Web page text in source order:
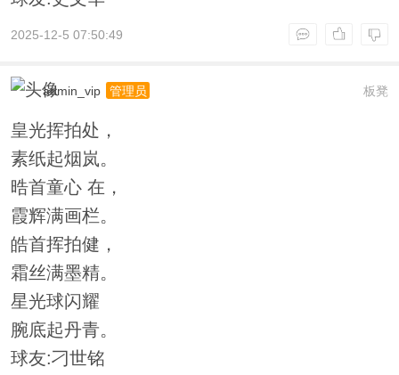
2025-12-5 07:50:49
板凳
admin_vip 管理员
皇光挥拍处，
素纸起烟岚。
晧首童心 在，
霞辉满画栏。
皓首挥拍健，
霜丝满墨精。
星光球闪耀
腕底起丹青。
球友:刁世铭